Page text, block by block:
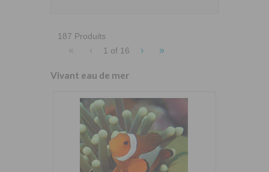
187 Produits
« ‹ 1 of 16 › »
Vivant eau de mer